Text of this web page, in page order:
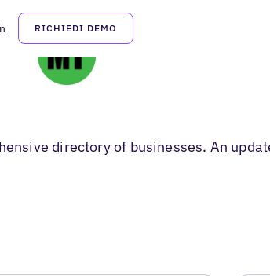
RICHIEDI DEMO
directory of businesses. An